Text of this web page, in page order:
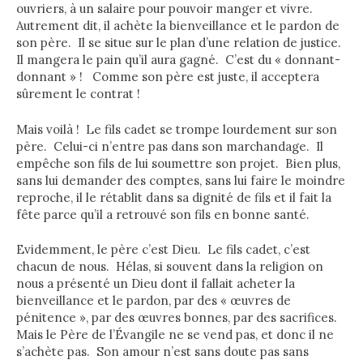
ouvriers, à un salaire pour pouvoir manger et vivre.
Autrement dit, il achète la bienveillance et le pardon de
son père. Il se situe sur le plan d’une relation de justice.
Il mangera le pain qu’il aura gagné. C’est du « donnant-
donnant » ! Comme son père est juste, il acceptera
sûrement le contrat !
Mais voilà ! Le fils cadet se trompe lourdement sur son
père. Celui-ci n’entre pas dans son marchandage. Il
empêche son fils de lui soumettre son projet. Bien plus,
sans lui demander des comptes, sans lui faire le moindre
reproche, il le rétablit dans sa dignité de fils et il fait la
fête parce qu’il a retrouvé son fils en bonne santé.
Evidemment, le père c’est Dieu. Le fils cadet, c’est
chacun de nous. Hélas, si souvent dans la religion on
nous a présenté un Dieu dont il fallait acheter la
bienveillance et le pardon, par des « œuvres de
pénitence », par des œuvres bonnes, par des sacrifices.
Mais le Père de l’Évangile ne se vend pas, et donc il ne
s’achète pas. Son amour n’est sans doute pas sans